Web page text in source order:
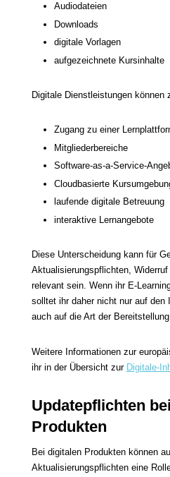
Audiodateien
Downloads
digitale Vorlagen
aufgezeichnete Kursinhalte
Digitale Dienstleistungen können
Zugang zu einer
Mitgliederbereiche
Software-as-a-Service-
Cloudbasierte
laufende digitale Betreuung
interaktive Lernangebote
Diese Unterscheidung kann für
Aktualisierungspflichten,
relevant sein. Wenn ihr E-
solltet ihr daher nicht nur auf den
auch auf die Art der
Weitere Informationen zur
ihr in der Übersicht zur Digitale-
Updatepflichten
Produkten
Bei digitalen Produkten können
Aktualisierungspflichten eine